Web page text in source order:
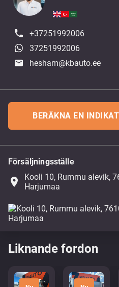
+37251992006
37251992006
hesham@kbauto.ee
BERÄKNA EN
Försäljningsställe
place
Kooli 10, Rummu alevik,
Harjumaa
Liknande fordon